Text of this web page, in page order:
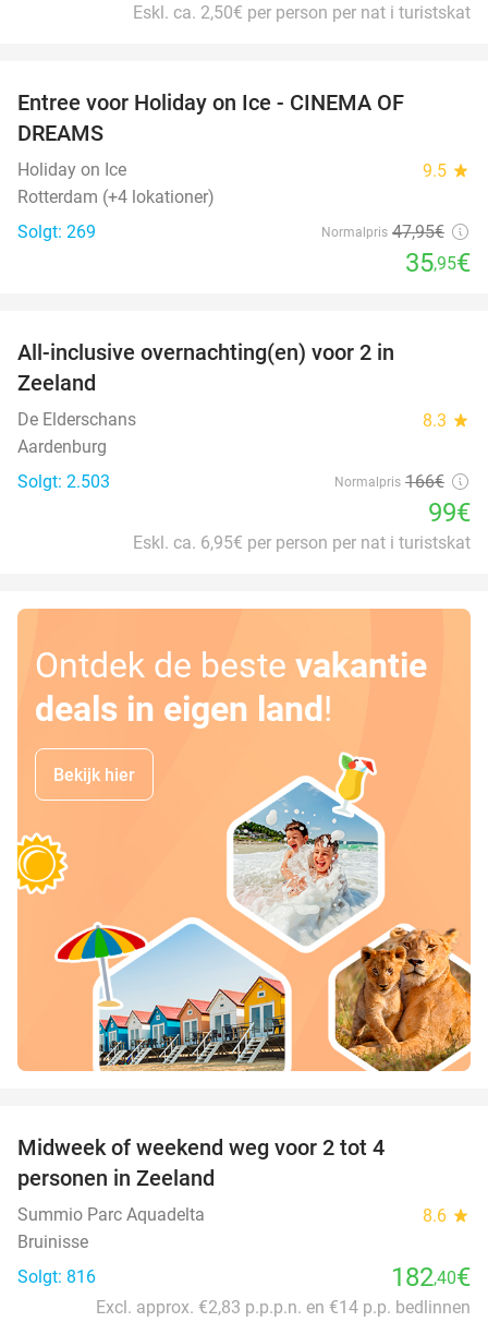
Eskl. ca. 2,50€ per person per nat i turistskat
Entree voor Holiday on Ice - CINEMA OF
DREAMS
Holiday on Ice 9.5 star
Rotterdam (+4 lokationer)
Solgt: 269
Normalpris 47,95€
35,95€
All-inclusive overnachting(en) voor 2 in
Zeeland
De Elderschans 8.3 star
Aardenburg
Solgt: 2.503
Normalpris 166€
99€
Eskl. ca. 6,95€ per person per nat i turistskat
Ontdek de beste vakantie
deals in eigen land!
Bekijk hier
Midweek of weekend weg voor 2 tot 4
personen in Zeeland
Summio Parc Aquadelta 8.6 star
Bruinisse
Solgt: 816
182,40€
Excl. approx. €2,83 p.p.p.n. en €14 p.p. bedlinnen